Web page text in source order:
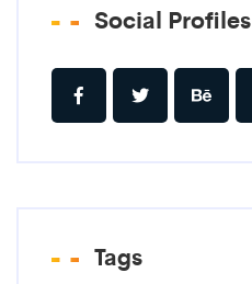
Social Profiles
Tags